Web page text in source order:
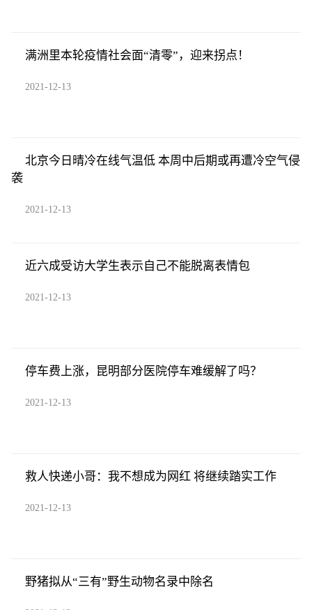
满洲里本轮疫情社会面“清零”，迎来拐点！
2021-12-13
北京今日晴冷在线气温低 本周中后期或再遭冷空气侵
袭
2021-12-13
近六成受访大学生表示自己不能脱离表情包
2021-12-13
停车费上涨，昆明部分医院停车难缓解了吗？
2021-12-13
救人快递小哥：我不想成为网红 将继续踏实工作
2021-12-13
野猪拟从“三有”野生动物名录中除名